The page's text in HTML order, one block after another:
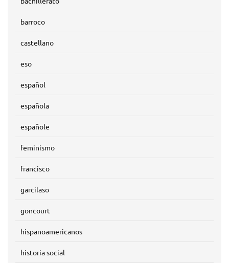
barroco
castellano
eso
español
española
españole
feminismo
francisco
garcilaso
goncourt
hispanoamericanos
historia social